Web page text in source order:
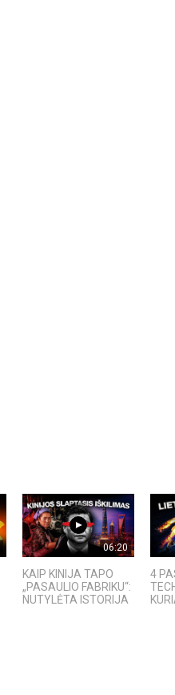
06:20
KAIP KINIJA TAPO
„PASAULIO FABRIKU“:
NUTYLĖTA ISTORIJA
4